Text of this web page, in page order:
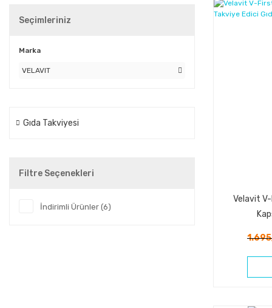
Seçimleriniz
Marka
VELAVIT
Gıda Takviyesi
Filtre Seçenekleri
İndirimli Ürünler (6)
Velavit